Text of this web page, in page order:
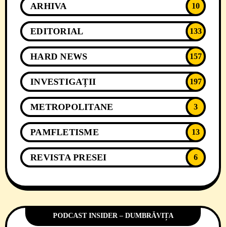
ARHIVA 10
EDITORIAL 133
HARD NEWS 157
INVESTIGAȚII 197
METROPOLITANE 3
PAMFLETISME 13
REVISTA PRESEI 6
PODCAST INSIDER – DUMBRĂVIȚA